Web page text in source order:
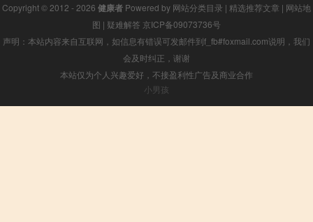
Copyright © 2012 - 2026 健康者 Powered by 网站分类目录 | 精选推荐文章 | 网站地
图 | 疑难解答 京ICP备09073736号
声明：本站内容来自互联网，如信息有错误可发邮件到f_fb#foxmail.com说明，我们
会及时纠正，谢谢
本站仅为个人兴趣爱好，不接盈利性广告及商业合作
小男孩